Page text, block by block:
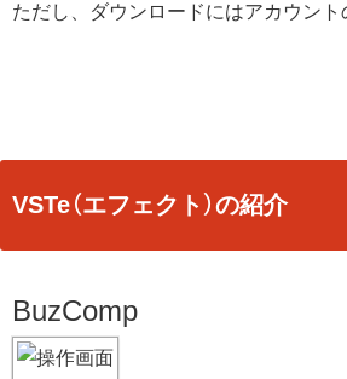
ただし、ダウンロードにはアカウント
VSTe（エフェクト）の紹介
BuzComp